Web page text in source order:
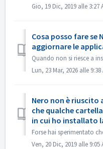
Gio, 19 Dic, 2019 alle 3:27
Cosa posso fare se
aggiornare le
Lun, 23 Mar, 2026 alle 9:38
Nero non è riuscito
che qualche
in cui ho installato
Ven, 20 Dic, 2019 alle 9:05